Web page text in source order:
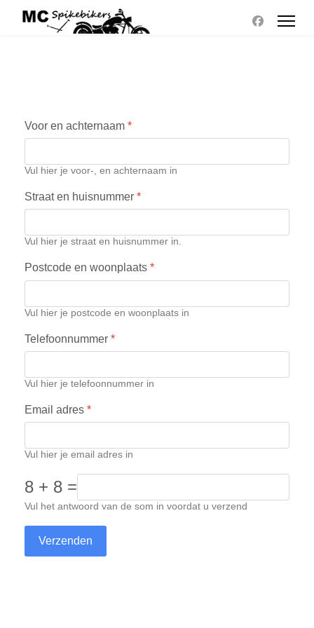
Voor en achternaam *
Vul hier je voor-, en achternaam in
Straat en huisnummer *
Vul hier je straat en huisnummer in.
Postcode en woonplaats *
Vul hier je postcode en woonplaats in
Telefoonnummer *
Vul hier je telefoonnummer in
Email adres *
Vul hier je email adres in
8 + 8 =
Vul het antwoord van de som in voordat u verzend
Verzenden